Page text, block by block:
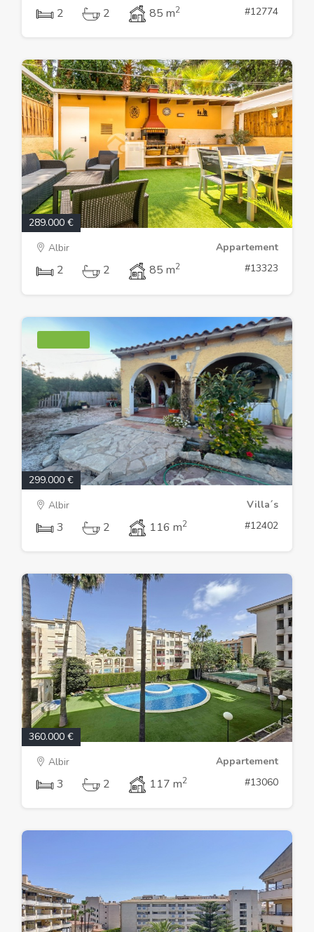
2 2 85 m2 #12774
289.000 €
Albir
Appartement
2 2 85 m2 #13323
299.000 €
Albir
Villa´s
3 2 116 m2 #12402
360.000 €
Albir
Appartement
3 2 117 m2 #13060